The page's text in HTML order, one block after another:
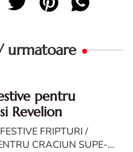
urmatoare
pentru
Revelion
FRIPTURI /
CRACIUN SUPE-